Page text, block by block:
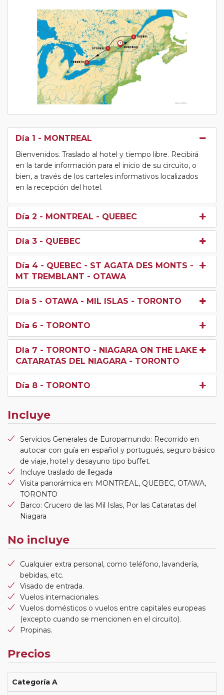
Día 1 - MONTREAL
Bienvenidos. Traslado al hotel y tiempo libre. Recibirá
en la tarde información para el inicio de su circuito, o
bien, a través de los carteles informativos localizados
en la recepción del hotel.
Día 2 - MONTREAL - QUEBEC
Día 3 - QUEBEC
Día 4 - QUEBEC - ST AGATA DES MONTS -
MT TREMBLANT - OTAWA
Día 5 - OTAWA - MIL ISLAS - TORONTO
Día 6 - TORONTO
Día 7 - TORONTO - NIAGARA ON THE LAKE -
CATARATAS DEL NIAGARA - TORONTO
Día 8 - TORONTO
Incluye
Servicios Generales de Europamundo: Recorrido en
autocar con guía en español y portugués, seguro básico
de viaje, hotel y desayuno tipo buffet.
Incluye traslado de llegada
Visita panorámica en: MONTREAL, QUEBEC, OTAWA,
TORONTO
Barco: Crucero de las Mil Islas, Por las Cataratas del
Niagara
No incluye
Cualquier extra personal, como teléfono, lavandería,
bebidas, etc.
Visado de entrada.
Vuelos internacionales.
Vuelos domésticos o vuelos entre capitales europeas
(excepto cuando se mencionen en el circuito).
Propinas.
Precios
Categoría A